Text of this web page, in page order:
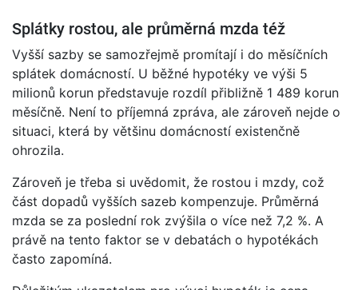
Splátky rostou, ale průměrná mzda též
Vyšší sazby se samozřejmě promítají i do měsíčních
splátek domácností. U běžné hypotéky ve výši 5
milionů korun představuje rozdíl přibližně 1 489 korun
měsíčně. Není to příjemná zpráva, ale zároveň nejde o
situaci, která by většinu domácností existenčně
ohrozila.
Zároveň je třeba si uvědomit, že rostou i mzdy, což
část dopadů vyšších sazeb kompenzuje. Průměrná
mzda se za poslední rok zvýšila o více než 7,2 %. A
právě na tento faktor se v debatách o hypotékách
často zapomíná.